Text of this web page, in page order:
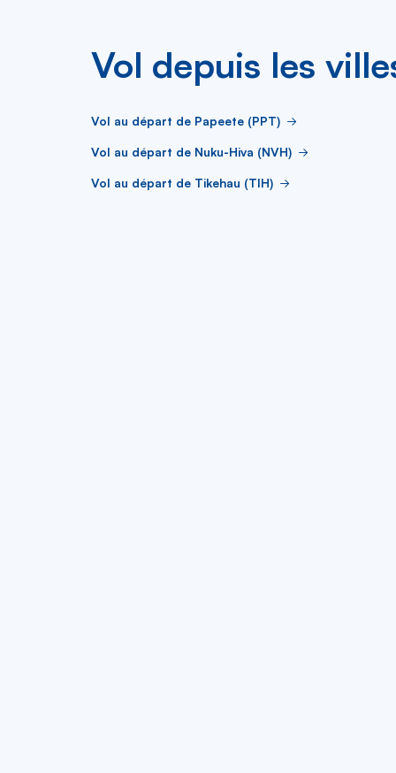
Vol depuis les
Vol au départ de Papeete (PPT)
Vol au départ de Nuku-Hiva (NVH)
Vol au départ de Tikehau (TIH)